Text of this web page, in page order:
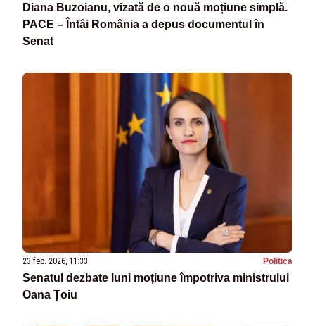
Diana Buzoianu, vizată de o nouă moțiune simplă.
PACE – Întâi România a depus documentul în
Senat
23 feb. 2026, 11:33 Politica
Senatul dezbate luni moțiune împotriva ministrului
Oana Țoiu